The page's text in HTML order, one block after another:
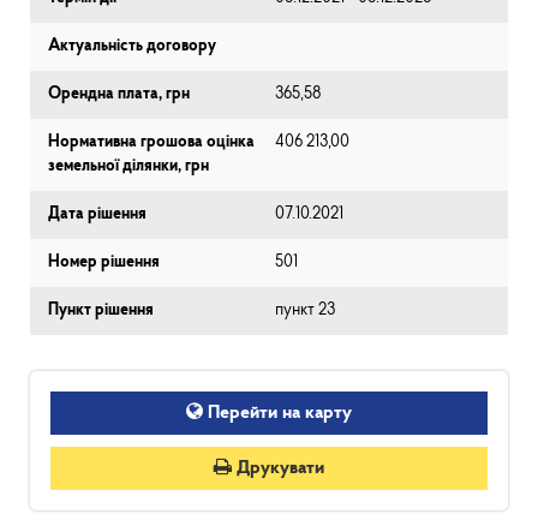
Актуальність договору
Орендна плата, грн 365,58
Нормативна грошова оцінка
земельної ділянки, грн
406 213,00
Дата рішення 07.10.2021
Номер рішення 501
Пункт рішення пункт 23
Перейти на карту
Друкувати